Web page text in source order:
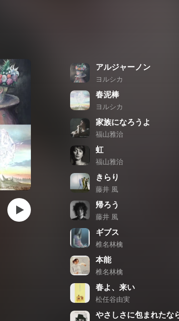
アルジャーノン
ヨルシカ
春泥棒
ヨルシカ
家族になろうよ
福山雅治
虹
福山雅治
きらり
藤井 風
帰ろう
藤井 風
ギブス
椎名林檎
本能
椎名林檎
春よ、来い
松任谷由実
やさしさに包まれたな